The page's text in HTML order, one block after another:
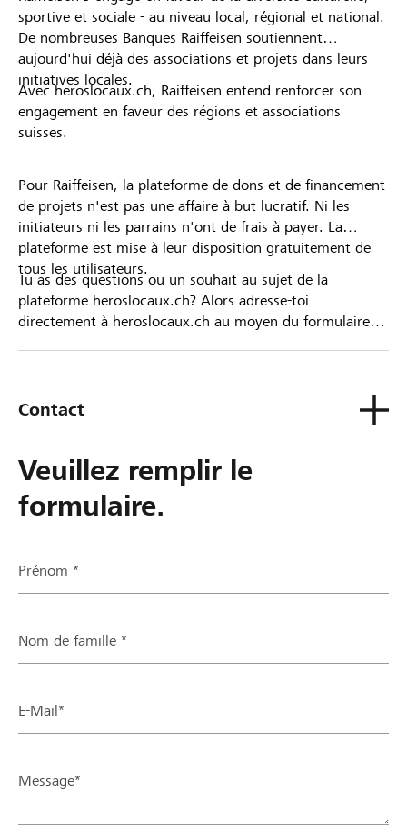
sportive et sociale - au niveau local, régional et national.
De nombreuses Banques Raiffeisen soutiennent
aujourd'hui déjà des associations et projets dans leurs
initiatives locales.
Avec heroslocaux.ch, Raiffeisen entend renforcer son
engagement en faveur des régions et associations
suisses.
Pour Raiffeisen, la plateforme de dons et de financement
de projets n'est pas une affaire à but lucratif. Ni les
initiateurs ni les parrains n'ont de frais à payer. La
plateforme est mise à leur disposition gratuitement de
tous les utilisateurs.
Tu as des questions ou un souhait au sujet de la
plateforme heroslocaux.ch? Alors adresse-toi
directement à heroslocaux.ch au moyen du formulaire
Contact
Veuillez remplir le
formulaire.
Prénom *
Nom de famille *
E-Mail*
Message*